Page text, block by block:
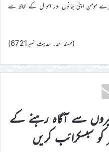
مومن اپنی جانوں اور اموال کے لحاظ سے
(مسند احمد۔ حدیث نمبر6721)
سے آگاہ رہنے کے
سبسکرائب کریں